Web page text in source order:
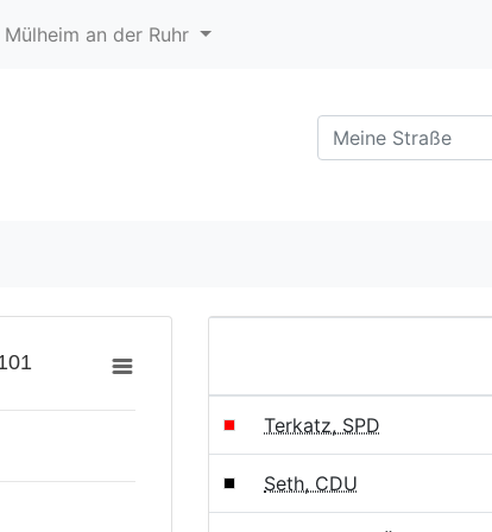
an der Ruhr
Terkatz, SPD
Seth, CDU